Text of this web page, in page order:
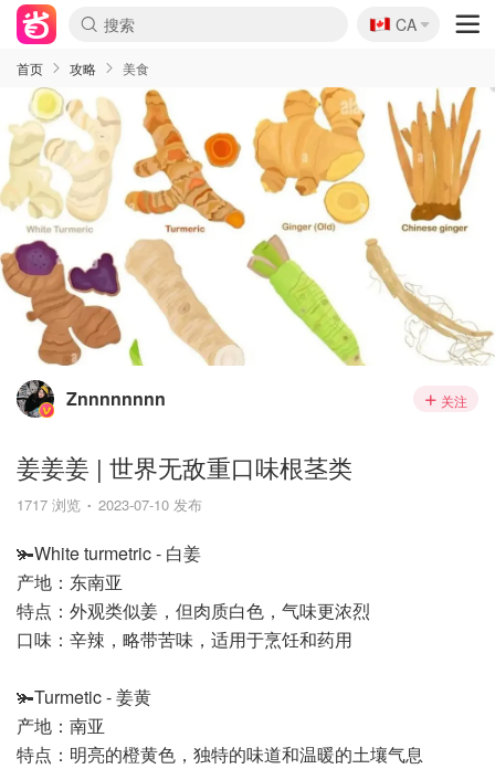
🇨🇦
CA
首页 攻略 美食
Znnnnnnnn 关注
姜姜姜 | 世界无敌重口味根茎类
1717 浏览 2023-07-10 发布
🫚White turmetric - 白姜
产地：东南亚
特点：外观类似姜，但肉质白色，气味更浓烈
口味：辛辣，略带苦味，适用于烹饪和药用
🫚Turmetic - 姜黄
产地：南亚
特点：明亮的橙黄色，独特的味道和温暖的土壤气息